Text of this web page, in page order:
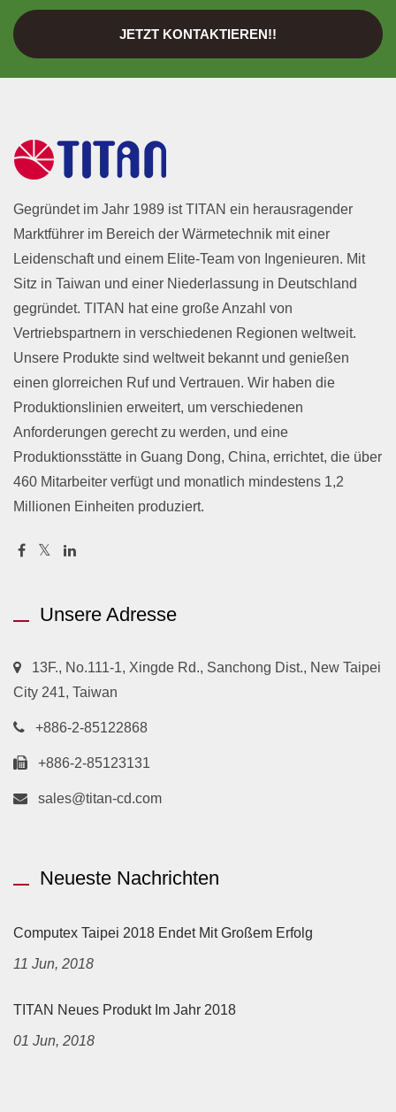
JETZT KONTAKTIEREN!!
Gegründet im Jahr 1989 ist TITAN ein herausragender
Marktführer im Bereich der Wärmetechnik mit einer
Leidenschaft und einem Elite-Team von Ingenieuren. Mit
Sitz in Taiwan und einer Niederlassung in Deutschland
gegründet. TITAN hat eine große Anzahl von
Vertriebspartnern in verschiedenen Regionen weltweit.
Unsere Produkte sind weltweit bekannt und genießen
einen glorreichen Ruf und Vertrauen. Wir haben die
Produktionslinien erweitert, um verschiedenen
Anforderungen gerecht zu werden, und eine
Produktionsstätte in Guang Dong, China, errichtet, die über
460 Mitarbeiter verfügt und monatlich mindestens 1,2
Millionen Einheiten produziert.
Unsere Adresse
13F., No.111-1, Xingde Rd., Sanchong Dist., New Taipei
City 241, Taiwan
+886-2-85122868
+886-2-85123131
sales@titan-cd.com
Neueste Nachrichten
Computex Taipei 2018 Endet Mit Großem Erfolg
11 Jun, 2018
TITAN Neues Produkt Im Jahr 2018
01 Jun, 2018